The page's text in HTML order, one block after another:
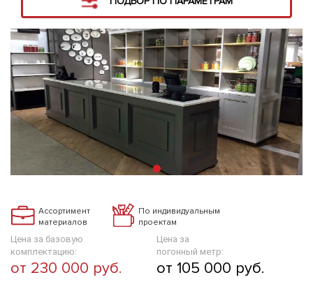
Ассортимент
материалов
По индивидуальным
проектам
Цена за базовую
комплектацию:
от 230 000 руб.
Цена за
погонный метр:
от 105 000 руб.